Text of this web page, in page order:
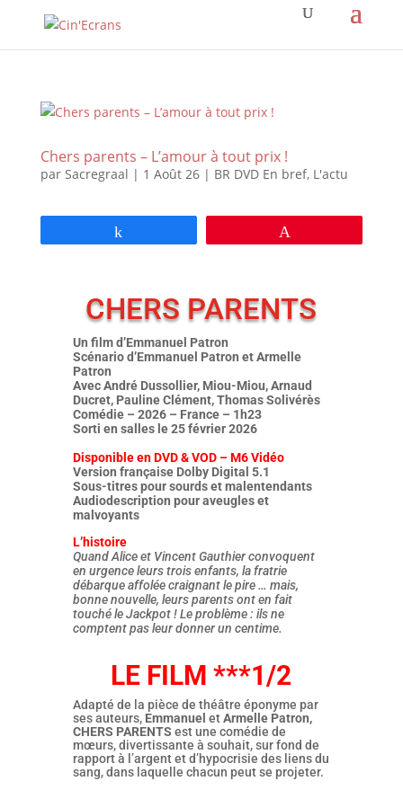
Chers parents – L’amour à tout prix !
par Sacregraal | 1 Août 26| BR DVD En bref, L'actu
CHERS PARENTS
Un film d’Emmanuel Patron
Scénario d’Emmanuel Patron et Armelle
Patron
Avec André Dussollier, Miou-Miou, Arnaud
Ducret, Pauline Clément, Thomas Solivérès
Comédie – 2026 – France – 1h23
Sorti en salles le 25 février 2026
Disponible en DVD & VOD – M6 Vidéo
Version française Dolby Digital 5.1
Sous-titres pour sourds et malentendants
Audiodescription pour aveugles et
malvoyants
L’histoire
Quand Alice et Vincent Gauthier convoquent
en urgence leurs trois enfants, la fratrie
débarque affolée craignant le pire … mais,
bonne nouvelle, leurs parents ont en fait
touché le Jackpot ! Le problème : ils ne
comptent pas leur donner un centime.
LE FILM ***1/2
Adapté de la pièce de théâtre éponyme par
ses auteurs, Emmanuel etArmelle Patron,
CHERS PARENTS est une comédie de
mœurs, divertissante à souhait, sur fond de
rapport à l’argent et d’hypocrisie des liens du
sang, dans laquelle chacun peut se projeter.